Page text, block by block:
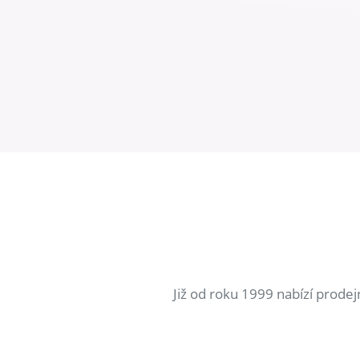
Již od roku 1999 nabízí